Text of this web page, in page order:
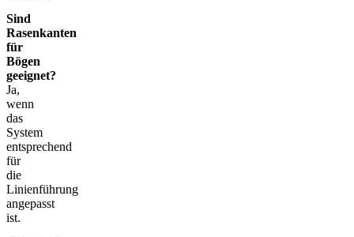
Sind
Rasenkanten
für
Bögen
geeignet?
Ja,
wenn
das
System
entsprechend
für
die
Linienführung
angepasst
ist.